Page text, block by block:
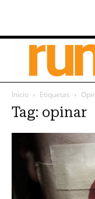
Inicio Etiquetas
Tag: opinar